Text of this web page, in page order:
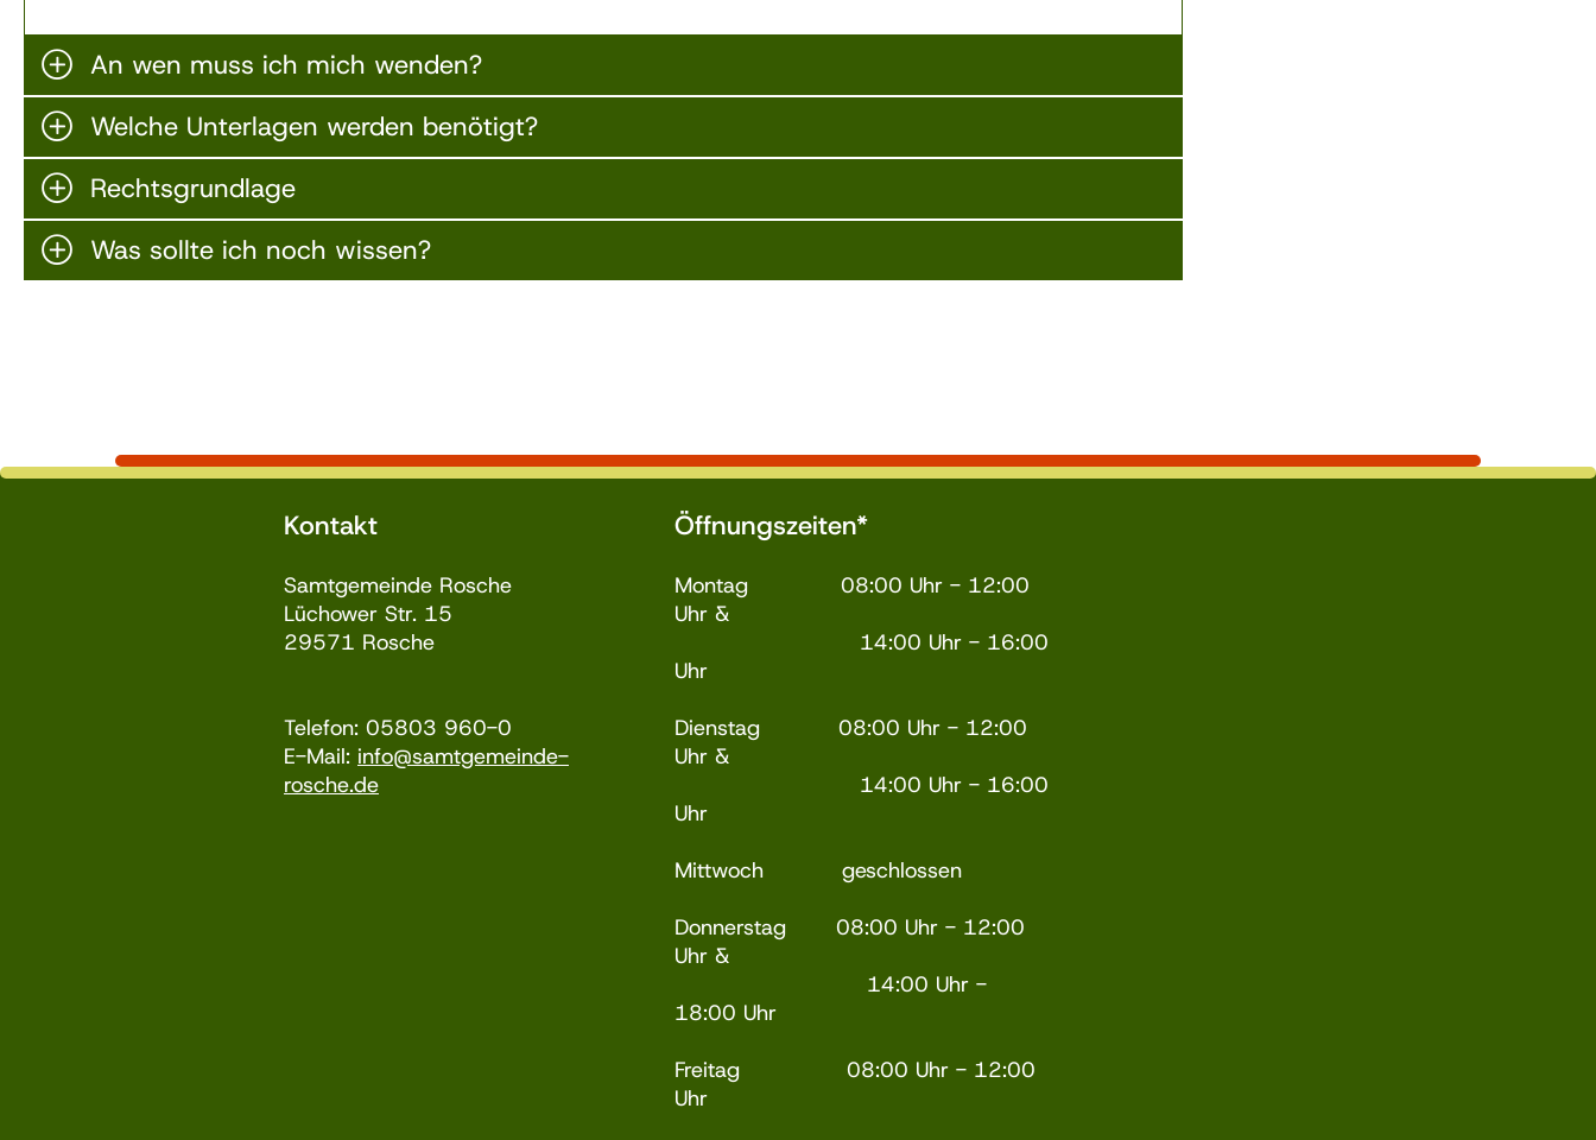
An wen muss ich mich wenden?
Welche Unterlagen werden benötigt?
Rechtsgrundlage
Was sollte ich noch wissen?
Kontakt
Samtgemeinde Rosche
Lüchower Str. 15
29571 Rosche
Telefon: 05803 960-0
E-Mail: info@samtgemeinde-
rosche.de
Öffnungszeiten*
Montag 08:00 Uhr - 12:00
Uhr &
14:00 Uhr - 16:00
Uhr
Dienstag 08:00 Uhr - 12:00
Uhr &
14:00 Uhr - 16:00
Uhr
Mittwoch geschlossen
Donnerstag 08:00 Uhr - 12:00
Uhr &
14:00 Uhr -
18:00 Uhr
Freitag 08:00 Uhr - 12:00
Uhr